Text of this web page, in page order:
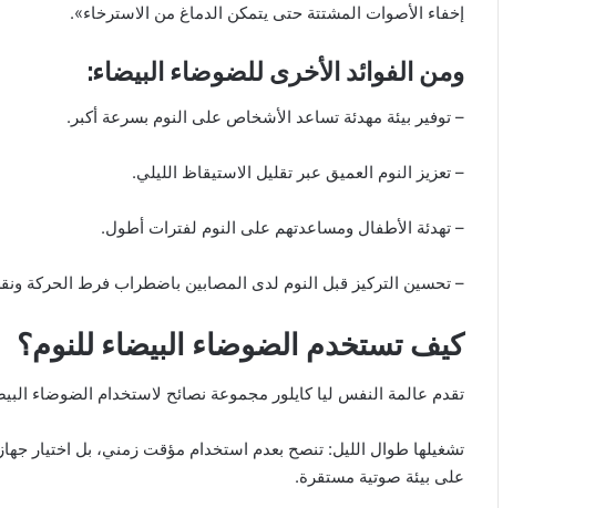
إخفاء الأصوات المشتتة حتى يتمكن الدماغ من الاسترخاء».
ومن الفوائد الأخرى للضوضاء البيضاء:
– توفير بيئة مهدئة تساعد الأشخاص على النوم بسرعة أكبر.
– تعزيز النوم العميق عبر تقليل الاستيقاظ الليلي.
– تهدئة الأطفال ومساعدتهم على النوم لفترات أطول.
– تحسين التركيز قبل النوم لدى المصابين باضطراب فرط الحركة
كيف تستخدم الضوضاء البيضاء للنوم؟
تقدم عالمة النفس ليا كايلور مجموعة نصائح لاستخدام الضوضاء
تشغيلها طوال الليل: تنصح بعدم استخدام مؤقت زمني، بل اختيار
على بيئة صوتية مستقرة.